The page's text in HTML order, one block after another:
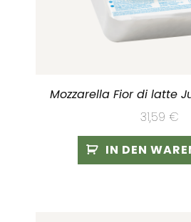
Mozzarella Fior di latte
31,59 €
IN DEN